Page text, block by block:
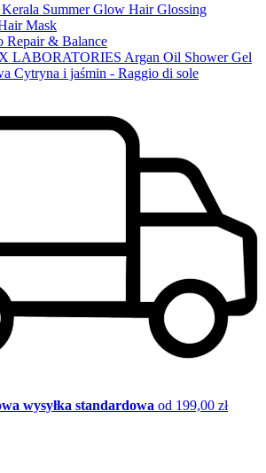
Summer Glow Hair Glossing
Mask
Repair & Balance
LABORATORIES Argan Oil Shower Gel
Cytryna i jaśmin - Raggio di sole
wysyłka standardowa od 199,00 zł